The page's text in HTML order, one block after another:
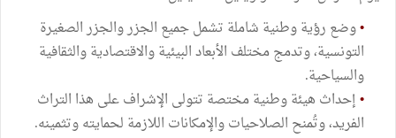
•وضع رؤية وطنية شاملة تشمل جميع الجزر والجزر الصغيرة
التونسية، وتدمج مختلف الأبعاد البيئية والاقتصادية والثقافية
والسياحية.
•إحداث هيئة وطنية مختصة تتولى الإشراف على هذا التراث
الفريد، وتُمنح الصلاحيات والإمكانات اللازمة لحمايته وتثمينه.